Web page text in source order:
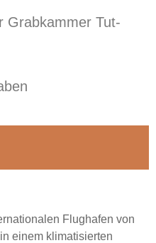
Grabkammer Tut-
Flughafen von
einem klimatisierten